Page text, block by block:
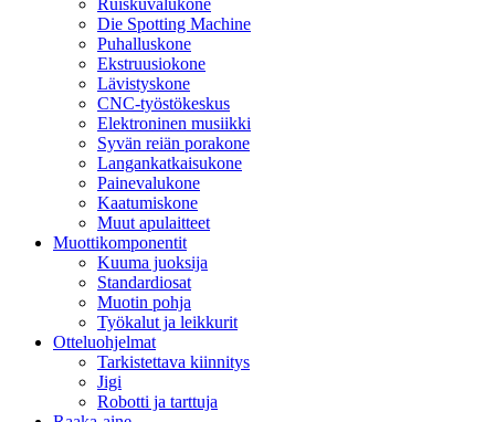
Die Spotting Machine
Puhalluskone
Ekstruusiokone
Lävistyskone
CNC-työstökeskus
Elektroninen musiikki
Syvän reiän porakone
Langankatkaisukone
Painevalukone
Kaatumiskone
Muut apulaitteet
Muottikomponentit
Kuuma juoksija
Standardiosat
Muotin pohja
Työkalut ja leikkurit
Otteluohjelmat
Tarkistettava kiinnitys
Jigi
Robotti ja tarttuja